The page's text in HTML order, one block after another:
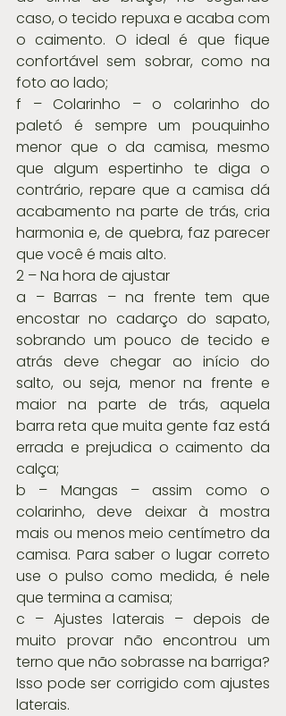
caso, o tecido repuxa e acaba com
o caimento. O ideal é que fique
confortável sem sobrar, como na
foto ao lado;
f – Colarinho – o colarinho do
paletó é sempre um pouquinho
menor que o da camisa, mesmo
que algum espertinho te diga o
contrário, repare que a camisa dá
acabamento na parte de trás, cria
harmonia e, de quebra, faz parecer
que você é mais alto.
2 – Na hora de ajustar
a – Barras – na frente tem que
encostar no cadarço do sapato,
sobrando um pouco de tecido e
atrás deve chegar ao início do
salto, ou seja, menor na frente e
maior na parte de trás, aquela
barra reta que muita gente faz está
errada e prejudica o caimento da
calça;
b – Mangas – assim como o
colarinho, deve deixar à mostra
mais ou menos meio centímetro da
camisa. Para saber o lugar correto
use o pulso como medida, é nele
que termina a camisa;
c – Ajustes laterais – depois de
muito provar não encontrou um
terno que não sobrasse na barriga?
Isso pode ser corrigido com ajustes
laterais.